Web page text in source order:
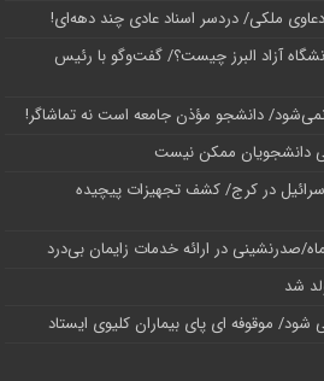
ملکی/ دردسر اسناد عادی چند‌ دهه‌ای!
آزاد البرز چیست؟/ گفت‌وگو با رئیس
دانشجو مؤذن جامعه است نه تماشاگر!
دانشجویان ممکن نیست
در کرج/‌ کشف تجهیزات پیچیده
شد
موقوفه ای پای بیماران کلیوی ایستاد